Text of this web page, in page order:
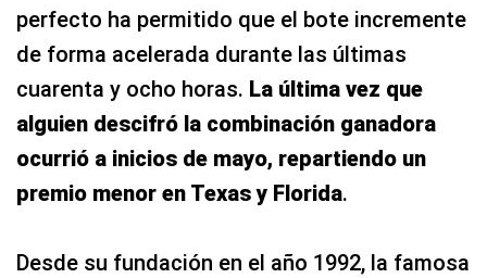
perfecto ha permitido que el bote incremente
de forma acelerada durante las últimas
cuarenta y ocho horas. La última vez que
alguien descifró la combinación ganadora
ocurrió a inicios de mayo, repartiendo un
premio menor en Texas y Florida.
Desde su fundación en el año 1992, la famosa